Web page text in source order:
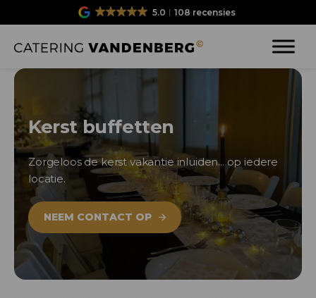
5.0 108 recensies
Kerst buffetten
Zorgeloos de kerst vakantie inluiden... op iedere
locatie.
NEEM CONTACT OP